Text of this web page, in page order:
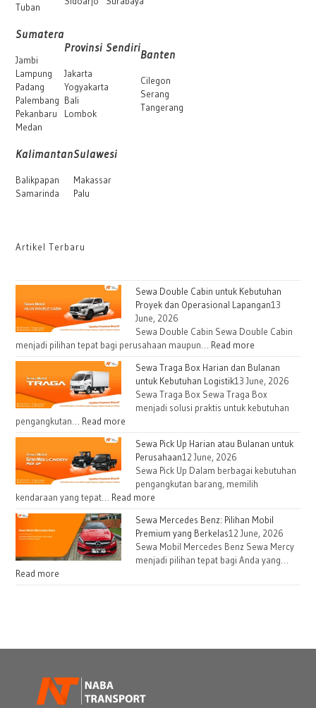
Tuban
Sumatera
Jambi
Lampung
Padang
Palembang
Pekanbaru
Medan
Provinsi Sendiri
Jakarta
Yogyakarta
Bali
Lombok
Banten
Cilegon
Serang
Tangerang
Kalimantan
Balikpapan
Samarinda
Sulawesi
Makassar
Palu
Artikel Terbaru
Sewa Double Cabin untuk Kebutuhan
Proyek dan Operasional Lapangan13
June, 2026
Sewa Double Cabin Sewa Double Cabin
menjadi pilihan tepat bagi perusahaan maupun… Read more
Sewa Traga Box Harian dan Bulanan
untuk Kebutuhan Logistik13 June, 2026
Sewa Traga Box Sewa Traga Box
menjadi solusi praktis untuk kebutuhan
pengangkutan… Read more
Sewa Pick Up Harian atau Bulanan untuk
Perusahaan12 June, 2026
Sewa Pick Up Dalam berbagai kebutuhan
pengangkutan barang, memilih
kendaraan yang tepat… Read more
Sewa Mercedes Benz: Pilihan Mobil
Premium yang Berkelas12 June, 2026
Sewa Mobil Mercedes Benz Sewa Mercy
menjadi pilihan tepat bagi Anda yang…
Read more